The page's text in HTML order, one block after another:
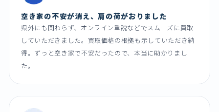
空き家の不安が消え、肩の荷がおりました
県外にも関わらず、オンライン重説などでスムーズに買取
していただきました。買取価格の根拠も示していただき納
得。ずっと空き家で不安だったので、本当に助かりまし
た。